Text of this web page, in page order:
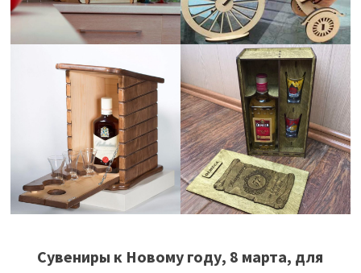
Сувениры к Новому году, 8 марта, для